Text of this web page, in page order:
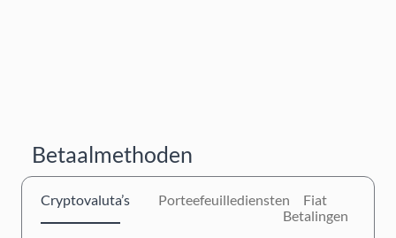
Betaalmethoden
Cryptovaluta’s Porteefeuillediensten
Fiat
Betalingen